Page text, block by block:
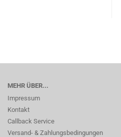
MEHR ÜBER...
Impressum
Kontakt
Callback Service
Versand- & Zahlungsbedingungen